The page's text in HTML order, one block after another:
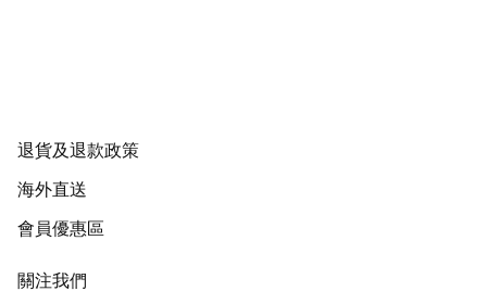
退貨及退款政策
海外直送
會員優惠區
關注我們